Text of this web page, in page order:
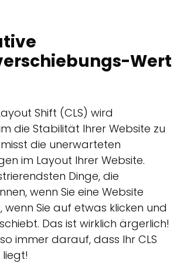
Wert
Shift (CLS) wird
die Stabilität Ihrer Website zu
die unerwarteten
im Layout Ihrer Website.
Dinge, die
wenn Sie eine Website
wenn Sie auf etwas klicken und
Das ist wirklich ärgerlich!
immer darauf, dass Ihr CLS
liegt!